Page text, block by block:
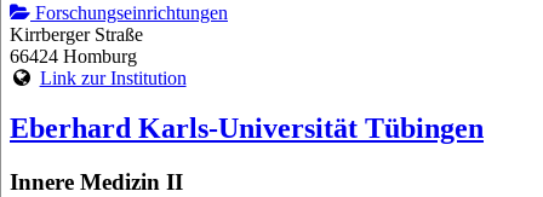
Forschungseinrichtungen
Kirrberger Straße
66424 Homburg
Link zur Institution
Eberhard Karls-Universität Tübingen
Innere Medizin II